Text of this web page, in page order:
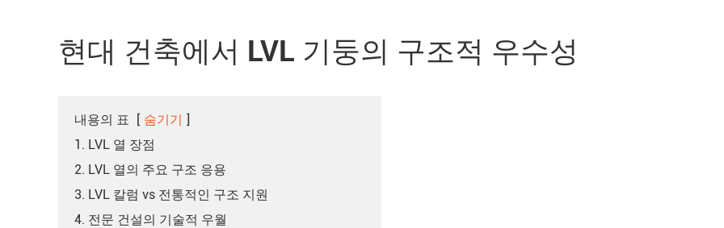
현대 건축에서 LVL 기둥의 구조적 우수성
내용의 표 [ 숨기기 ]
1. LVL 열 장점
2. LVL 열의 주요 구조 응용
3. LVL 칼럼 vs 전통적인 구조 지원
4. 전문 건설의 기술적 우월